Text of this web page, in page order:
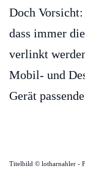
Doch
dass immer
verlinkt
Mobil- und
Gerät
Titelbild © lotharnahler -